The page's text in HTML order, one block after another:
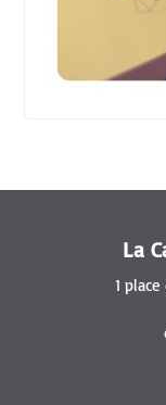
La
1